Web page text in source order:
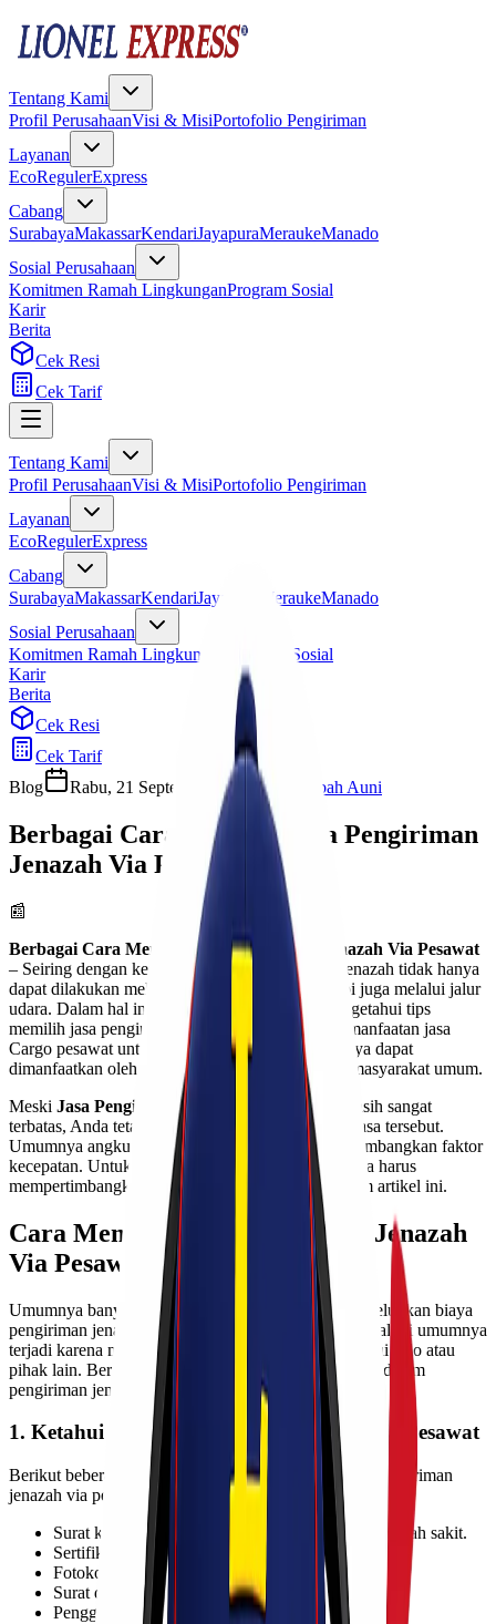
Tentang Kami
Profil PerusahaanVisi & MisiPortofolio Pengiriman
Layanan
EcoRegulerExpress
Cabang
SurabayaMakassarKendariJayapuraMeraukeManado
Sosial Perusahaan
Komitmen Ramah LingkunganProgram Sosial
Karir
Berita
Cek Resi
Cek Tarif
Tentang Kami
Profil PerusahaanVisi & MisiPortofolio Pengiriman
Layanan
EcoRegulerExpress
Cabang
SurabayaMakassarKendariJayapura MeraukeManado
Sosial Perusahaan
Komitmen Ramah Lingkungan
Program Sosial
Karir
Berita
Cek Resi
Cek Tarif
Blog
Rabu, 21 September 2022 Habibah Auni
Berbagai Cara Memilih Jasa Pengiriman
Jenazah Via Pesawat
📰
Berbagai Cara Memilih Jasa Pengiriman Jenazah Via Pesawat
– Seiring dengan kemajuan zaman, pengiriman jenazah tidak hanya
dapat dilakukan melalui jalur darat dan laut, tetapi juga melalui jalur
udara. Dalam hal ini, keluarga jenazah perlu mengetahui tips
memilih jasa pengiriman pesawat yang aman. Pemanfaatan jasa
Cargo pesawat untuk mengirim jenazah tidak hanya dapat
dimanfaatkan oleh pihak rumah sakit, tetapi juga masyarakat umum.
Meski Jasa Pengiriman Jenazah
di Indonesia masih sangat
terbatas, Anda tetap harus selektif dalam memilih jasa tersebut.
Umumnya angkutan udara dipilih karena mempertimbangkan faktor
kecepatan. Untuk memilih layanan yang tepat, Anda harus
mempertimbangkan tips yang akan dijelaskan dalam artikel ini.
Cara Memilih Jasa Pengiriman Jenazah
Via Pesawat
Umumnya banyak masyarakat Indonesia yang mengeluhkan biaya
pengiriman jenazah melalui pesawat sangat mahal. Hal ini umumnya
terjadi karena mereka memilih jasa pengiriman melalui calo atau
pihak lain. Berikut beberapa tips yang bisa dilakukan dalam
pengiriman jenazah via pesawat:
1. Ketahui Syarat Pengiriman Jenazah Via Pesawat
Berikut beberapa syarat yang perlu disiapkan dalam pengiriman
jenazah via pesawat:
Surat keterangan kematian dari kepolisian atau rumah sakit.
Sertifikat tubuh bersertifikat dari rumah sakit.
Fotokopi KTP milik jenazah dan pendamping.
Surat dari Badan Karantina Kesehatan.
Penggunaan peti mati standar dari rumah sakit.